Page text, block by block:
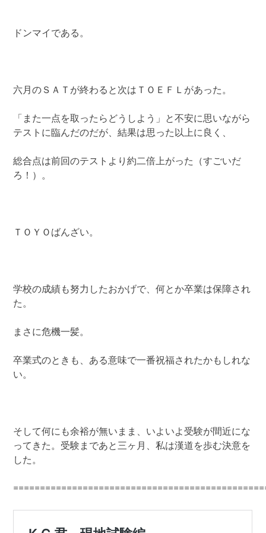
ドンマイである。
六月のＳＡＴが終わると次はＴＯＥＦＬがあった。
「また一点を取ったらどうしよう」と不安に思いながら
テストに臨んだのだが、結果は思った以上に良く、
総合点は前回のテストより約二倍上がった（すごいだ
ろ！）。
ＴＯＹＯばんざい。
学校の成績も努力したおかげで、何とか卒業は保障され
た。
まさに危機一髪。
卒業式のときも、ある意味で一番祝福されたかもしれな
い。
そして何にも余裕が無いまま、いよいよ受験が間近にな
ってきた。受験まであと三ヶ月、私は漢道を歩む決意を
した。